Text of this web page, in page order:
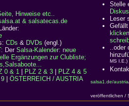
Hinweise etc..
& salsatecas.de
CDs & DVDs (engl.)
Der Salsa-Kalender: neue
Ergänzungen zur Clubliste;
0 & 1 PLZ 2 & 3
PLZ 4 & 5
ÖSTERREICH / AUSTRIA
Stelle
Leser
klicken
..oder
MS I.E.)
salsa1.de/
veröffentlichen /